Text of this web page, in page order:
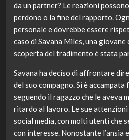
da un partner? Le reazioni
perdono o la fine del rapporto.
personale e dovrebbe essere
caso di Savana Miles, una
scoperta del tradimento è stata
Savana ha deciso di affrontare
del suo compagno. Si è
seguendo il ragazzo che le aveva
ritardo al lavoro. Le sue
social media, con molti utenti che
con interesse. Nonostante l’ansia